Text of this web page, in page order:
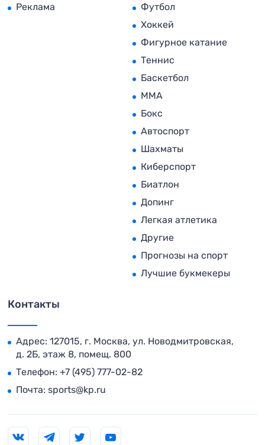
Реклама
Футбол
Хоккей
Фигурное катание
Теннис
Баскетбол
MMA
Бокс
Автоспорт
Шахматы
Киберспорт
Биатлон
Допинг
Легкая атлетика
Другие
Прогнозы на спорт
Лучшие букмекеры
Контакты
Адрес: 127015, г. Москва, ул. Новодмитровская,
д. 2Б, этаж 8, помещ. 800
Телефон: +7 (495) 777-02-82
Почта: sports@kp.ru